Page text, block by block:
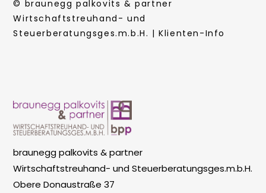
© braunegg palkovits & partner
Wirtschaftstreuhand- und
Steuerberatungsges.m.b.H. | Klienten-Info
braunegg palkovits & partner
Wirtschaftstreuhand- und Steuerberatungsges.m.b.H.
Obere Donaustraße 37